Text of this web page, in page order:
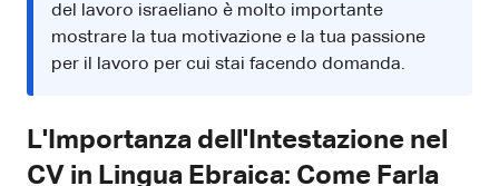
del lavoro israeliano è molto importante
mostrare la tua motivazione e la tua passione
per il lavoro per cui stai facendo domanda.
L'Importanza dell'Intestazione nel
CV in Lingua Ebraica: Come Farla